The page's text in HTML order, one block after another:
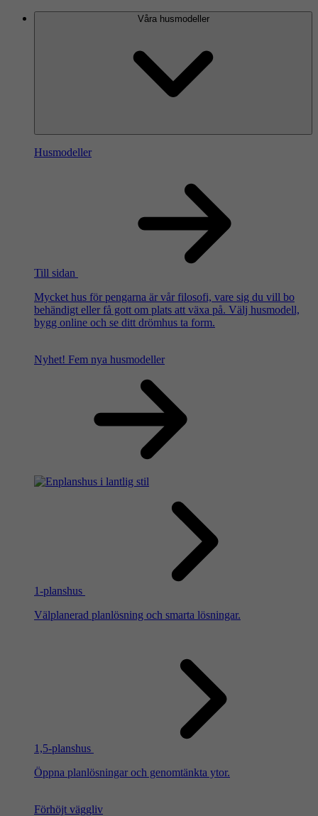
Våra husmodeller
Husmodeller
Till sidan
Mycket hus för pengarna är vår filosofi, vare sig du vill bo
behändigt eller få gott om plats att växa på. Välj husmodell,
bygg online och se ditt drömhus ta form.
Nyhet! Fem nya husmodeller
1-planshus
Välplanerad planlösning och smarta lösningar.
1,5-planshus
Öppna planlösningar och genomtänkta ytor.
Förhöjt väggliv